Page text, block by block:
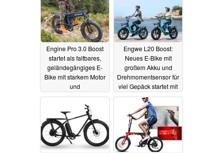
Engine Pro 3.0 Boost
startet als faltbares,
geländegängiges E-
Bike mit starkem Motor
und
11.09.2025
Engwe L20 Boost:
Neues E-Bike mit
großem Akku und
Drehmomentsensor für
viel Gepäck startet mit
Rabatt auf Amazon
04.08.2024